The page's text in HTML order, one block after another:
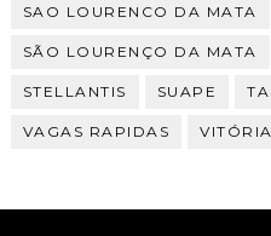
SAO LOURENCO DA MATA
SÃO LOURENÇO DA MATA
STELLANTIS SUAPE
VAGAS RAPIDAS